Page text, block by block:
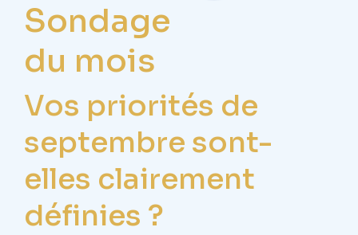
Sondage
du mois
Vos priorités de
septembre sont-
elles clairement
définies ?